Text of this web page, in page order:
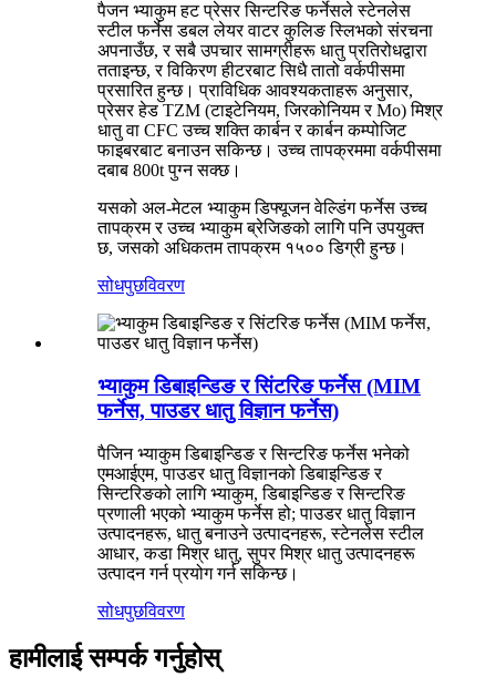
पैजन भ्याकुम हट प्रेसर सिन्टरिङ फर्नेसले स्टेनलेस
स्टील फर्नेस डबल लेयर वाटर कुलिङ स्लिभको संरचना
अपनाउँछ, र सबै उपचार सामग्रीहरू धातु प्रतिरोधद्वारा
तताइन्छ, र विकिरण हीटरबाट सिधै तातो वर्कपीसमा
प्रसारित हुन्छ। प्राविधिक आवश्यकताहरू अनुसार,
प्रेसर हेड TZM (टाइटेनियम, जिरकोनियम र Mo) मिश्र
धातु वा CFC उच्च शक्ति कार्बन र कार्बन कम्पोजिट
फाइबरबाट बनाउन सकिन्छ। उच्च तापक्रममा वर्कपीसमा
दबाब 800t पुग्न सक्छ।
यसको अल-मेटल भ्याकुम डिफ्यूजन वेल्डिंग फर्नेस उच्च
तापक्रम र उच्च भ्याकुम ब्रेजिङको लागि पनि उपयुक्त
छ, जसको अधिकतम तापक्रम १५०० डिग्री हुन्छ।
सोधपुछविवरण
भ्याकुम डिबाइन्डिङ र सिंटरिङ फर्नेस (MIM
फर्नेस, पाउडर धातु विज्ञान फर्नेस)
पैजिन भ्याकुम डिबाइन्डिङ र सिन्टरिङ फर्नेस भनेको
एमआईएम, पाउडर धातु विज्ञानको डिबाइन्डिङ र
सिन्टरिङको लागि भ्याकुम, डिबाइन्डिङ र सिन्टरिङ
प्रणाली भएको भ्याकुम फर्नेस हो; पाउडर धातु विज्ञान
उत्पादनहरू, धातु बनाउने उत्पादनहरू, स्टेनलेस स्टील
आधार, कडा मिश्र धातु, सुपर मिश्र धातु उत्पादनहरू
उत्पादन गर्न प्रयोग गर्न सकिन्छ।
सोधपुछविवरण
हामीलाई सम्पर्क गर्नुहोस्